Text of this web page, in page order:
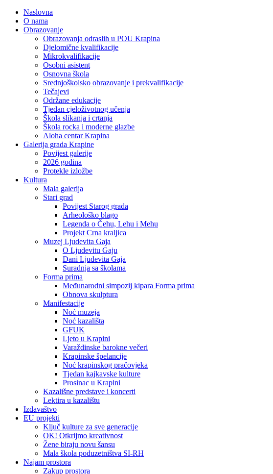
Naslovna
O nama
Obrazovanje
Obrazovanja odraslih u POU Krapina
Djelomične kvalifikacije
Mikrokvalifikacije
Osobni asistent
Osnovna škola
Srednjoškolsko obrazovanje i prekvalifikacije
Tečajevi
Održane edukacije
Tjedan cjeloživotnog učenja
Škola slikanja i crtanja
Škola rocka i moderne glazbe
Aloha centar Krapina
Galerija grada Krapine
Povijest galerije
2026 godina
Protekle izložbe
Kultura
Mala galerija
Stari grad
Povijest Starog grada
Arheološko blago
Legenda o Čehu, Lehu i Mehu
Projekt Crna kraljica
Muzej Ljudevita Gaja
O Ljudevitu Gaju
Dani Ljudevita Gaja
Suradnja sa školama
Forma prima
Međunarodni simpozij kipara Forma prima
Obnova skulptura
Manifestacije
Noć muzeja
Noć kazališta
GFUK
Ljeto u Krapini
Varaždinske barokne večeri
Krapinske špelancije
Noć krapinskog pračovjeka
Tjedan kajkavske kulture
Prosinac u Krapini
Kazališne predstave i koncerti
Lektira u kazalištu
Izdavaštvo
EU projekti
Ključ kulture za sve generacije
OK! Otkrijmo kreativnost
Žene biraju novu šansu
Mala škola poduzetništva SI-RH
Najam prostora
Zakup prostora